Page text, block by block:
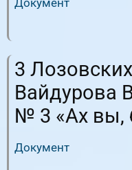
3
Вайдурова
№ 3 «Ах вы,
Документ